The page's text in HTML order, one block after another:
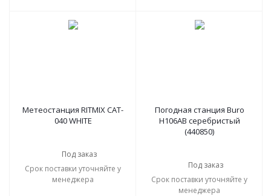
Метеостанция RITMIX CAT-
040 WHITE
Под заказ
Срок поставки уточняйте у
менеджера
Погодная станция Buro
H106AB серебристый
(440850)
Под заказ
Срок поставки уточняйте у
менеджера